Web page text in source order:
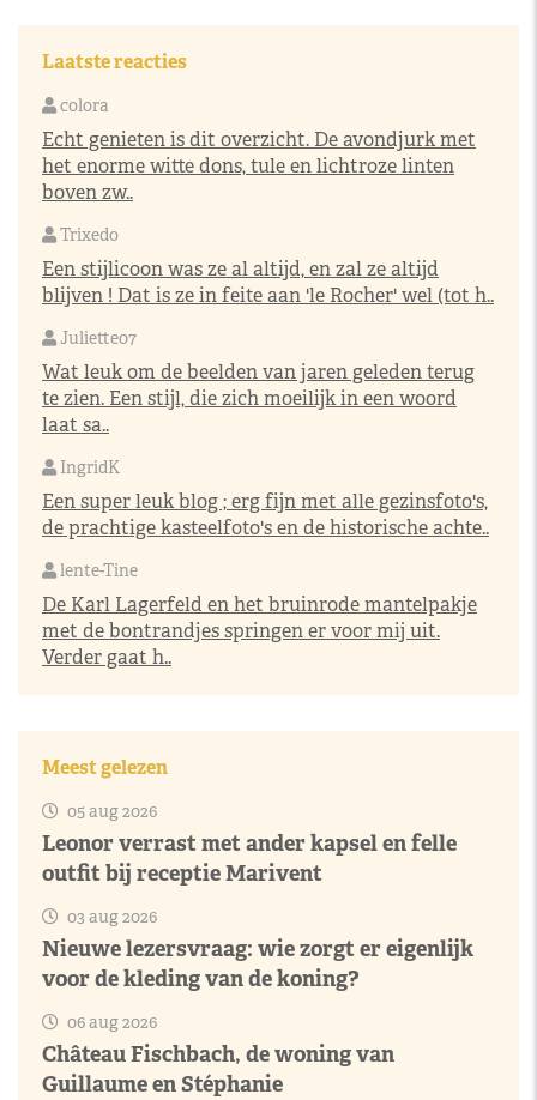
Laatste reacties
colora
Echt genieten is dit overzicht. De avondjurk met
het enorme witte dons, tule en lichtroze linten
boven zw..
Trixedo
Een stijlicoon was ze al altijd, en zal ze altijd
blijven ! Dat is ze in feite aan 'le Rocher' wel (tot h..
Juliette07
Wat leuk om de beelden van jaren geleden terug
te zien. Een stijl, die zich moeilijk in een woord
laat sa..
IngridK
Een super leuk blog ; erg fijn met alle gezinsfoto's,
de prachtige kasteelfoto's en de historische achte..
lente-Tine
De Karl Lagerfeld en het bruinrode mantelpakje
met de bontrandjes springen er voor mij uit.
Verder gaat h..
Meest gelezen
05 aug 2026
Leonor verrast met ander kapsel en felle
outfit bij receptie Marivent
03 aug 2026
Nieuwe lezersvraag: wie zorgt er eigenlijk
voor de kleding van de koning?
06 aug 2026
Château Fischbach, de woning van
Guillaume en Stéphanie